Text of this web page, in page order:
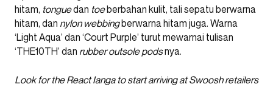
hitam, tonguedan toeberbahan kulit, tali sepatu berwarna
hitam, dan nylon webbingberwarna hitam juga. Warna
‘Light Aqua’ dan ‘Court Purple’ turut mewarnai tulisan
‘THE10TH’ dan rubber outsole podsnya.
Look for the React Ianga to start arriving at Swoosh retailers